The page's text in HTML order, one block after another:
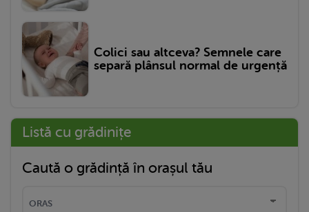
Colici sau altceva? Semnele care
separă plânsul normal de urgență
Listă cu grădinițe
Caută o grădință în orașul tău